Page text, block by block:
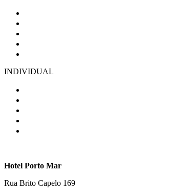
INDIVIDUAL
Hotel Porto Mar
Rua Brito Capelo 169